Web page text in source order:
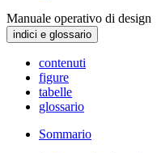
Manuale operativo di design
indici e glossario
contenuti
figure
tabelle
glossario
Sommario